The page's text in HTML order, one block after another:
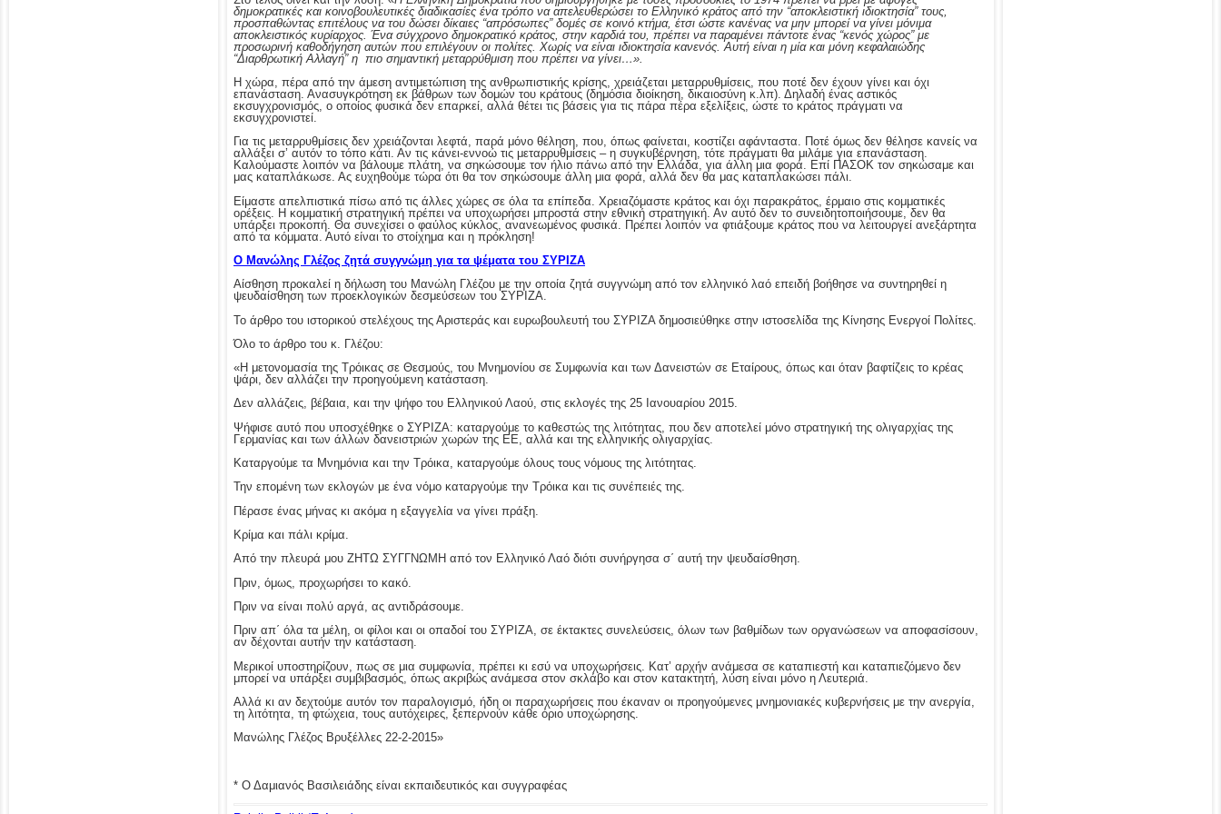
δημοκρατικές και κοινοβουλευτικές διαδικασίες ένα τρόπο να απελευθερώσει το Ελληνικό κράτος από την “αποκλειστική ιδιοκτησία” τους,
προσπαθώντας επιτέλους να του δώσει δίκαιες “απρόσωπες” δομές σε κοινό κτήμα, έτσι ώστε κανένας να μην μπορεί να γίνει μόνιμα
αποκλειστικός κυρίαρχος. Ένα σύγχρονο δημοκρατικό κράτος, στην καρδιά του, πρέπει να παραμένει πάντοτε ένας “κενός χώρος” με
προσωρινή καθοδήγηση αυτών που επιλέγουν οι πολίτες. Χωρίς να είναι ιδιοκτησία κανενός. Αυτή είναι η μία και μόνη κεφαλαιώδης
“Διαρθρωτική Αλλαγή” η πιο σημαντική μεταρρύθμιση που πρέπει να γίνει…».
Η χώρα, πέρα από την άμεση αντιμετώπιση της ανθρωπιστικής κρίσης, χρειάζεται μεταρρυθμίσεις, που ποτέ δεν έχουν γίνει και όχι
επανάσταση. Ανασυγκρότηση εκ βάθρων των δομών του κράτους (δημόσια διοίκηση, δικαιοσύνη κ.λπ). Δηλαδή ένας αστικός
εκσυγχρονισμός, ο οποίος φυσικά δεν επαρκεί, αλλά θέτει τις βάσεις για τις πάρα πέρα εξελίξεις, ώστε το κράτος πράγματι να
εκσυγχρονιστεί.
Για τις μεταρρυθμίσεις δεν χρειάζονται λεφτά, παρά μόνο θέληση, που, όπως φαίνεται, κοστίζει αφάνταστα. Ποτέ όμως δεν θέλησε κανείς να
αλλάξει σ’ αυτόν το τόπο κάτι. Αν τις κάνει-εννοώ τις μεταρρυθμίσεις – η συγκυβέρνηση, τότε πράγματι θα μιλάμε για επανάσταση.
Καλούμαστε λοιπόν να βάλουμε πλάτη, να σηκώσουμε τον ήλιο πάνω από την Ελλάδα, για άλλη μια φορά. Επί ΠΑΣΟΚ τον σηκώσαμε και
μας καταπλάκωσε. Ας ευχηθούμε τώρα ότι θα τον σηκώσουμε άλλη μια φορά, αλλά δεν θα μας καταπλακώσει πάλι.
Είμαστε απελπιστικά πίσω από τις άλλες χώρες σε όλα τα επίπεδα. Χρειαζόμαστε κράτος και όχι παρακράτος, έρμαιο στις κομματικές
ορέξεις. Η κομματική στρατηγική πρέπει να υποχωρήσει μπροστά στην εθνική στρατηγική. Αν αυτό δεν το συνειδητοποιήσουμε, δεν θα
υπάρξει προκοπή. Θα συνεχίσει ο φαύλος κύκλος, ανανεωμένος φυσικά. Πρέπει λοιπόν να φτιάξουμε κράτος που να λειτουργεί ανεξάρτητα
από τα κόμματα. Αυτό είναι το στοίχημα και η πρόκληση!
Ο Μανώλης Γλέζος ζητά συγγνώμη για τα ψέματα του ΣΥΡΙΖΑ
Αίσθηση προκαλεί η δήλωση του Μανώλη Γλέζου με την οποία ζητά συγγνώμη από τον ελληνικό λαό επειδή βοήθησε να συντηρηθεί η
ψευδαίσθηση των προεκλογικών δεσμεύσεων του ΣΥΡΙΖΑ.
Το άρθρο του ιστορικού στελέχους της Αριστεράς και ευρωβουλευτή του ΣΥΡΙΖΑ δημοσιεύθηκε στην ιστοσελίδα της Κίνησης Ενεργοί Πολίτες.
Όλο το άρθρο του κ. Γλέζου:
«Η μετονομασία της Τρόικας σε Θεσμούς, του Μνημονίου σε Συμφωνία και των Δανειστών σε Εταίρους, όπως και όταν βαφτίζεις το κρέας
ψάρι, δεν αλλάζει την προηγούμενη κατάσταση.
Δεν αλλάζεις, βέβαια, και την ψήφο του Ελληνικού Λαού, στις εκλογές της 25 Ιανουαρίου 2015.
Ψήφισε αυτό που υποσχέθηκε ο ΣΥΡΙΖΑ: καταργούμε το καθεστώς της λιτότητας, που δεν αποτελεί μόνο στρατηγική της ολιγαρχίας της
Γερμανίας και των άλλων δανειστριών χωρών της ΕΕ, αλλά και της ελληνικής ολιγαρχίας.
Καταργούμε τα Μνημόνια και την Τρόικα, καταργούμε όλους τους νόμους της λιτότητας.
Την επομένη των εκλογών με ένα νόμο καταργούμε την Τρόικα και τις συνέπειές της.
Πέρασε ένας μήνας κι ακόμα η εξαγγελία να γίνει πράξη.
Κρίμα και πάλι κρίμα.
Από την πλευρά μου ΖΗΤΩ ΣΥΓΓΝΩΜΗ από τον Ελληνικό Λαό διότι συνήργησα σ΄ αυτή την ψευδαίσθηση.
Πριν, όμως, προχωρήσει το κακό.
Πριν να είναι πολύ αργά, ας αντιδράσουμε.
Πριν απ΄ όλα τα μέλη, οι φίλοι και οι οπαδοί του ΣΥΡΙΖΑ, σε έκτακτες συνελεύσεις, όλων των βαθμίδων των οργανώσεων να αποφασίσουν,
αν δέχονται αυτήν την κατάσταση.
Μερικοί υποστηρίζουν, πως σε μια συμφωνία, πρέπει κι εσύ να υποχωρήσεις. Κατ’ αρχήν ανάμεσα σε καταπιεστή και καταπιεζόμενο δεν
μπορεί να υπάρξει συμβιβασμός, όπως ακριβώς ανάμεσα στον σκλάβο και στον κατακτητή, λύση είναι μόνο η Λευτεριά.
Αλλά κι αν δεχτούμε αυτόν τον παραλογισμό, ήδη οι παραχωρήσεις που έκαναν οι προηγούμενες μνημονιακές κυβερνήσεις με την ανεργία,
τη λιτότητα, τη φτώχεια, τους αυτόχειρες, ξεπερνούν κάθε όριο υποχώρησης.
Μανώλης Γλέζος Βρυξέλλες 22-2-2015»
* Ο Δαμιανός Βασιλειάδης είναι εκπαιδευτικός και συγγραφέας